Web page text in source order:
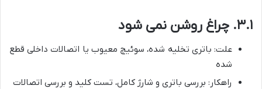
۳.۱. چراغ روشن نمی شود
علت: باتری تخلیه شده، سوئیچ معیوب یا اتصالات داخلی قطع
شده
راهکار: بررسی باتری و شارژ کامل، تست کلید و بررسی اتصالات